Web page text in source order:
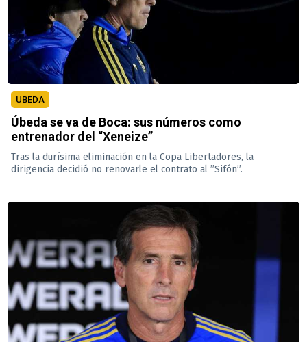
UBEDA
Úbeda se va de Boca: sus números como
entrenador del “Xeneize”
Tras la durísima eliminación en la Copa Libertadores, la
dirigencia decidió no renovarle el contrato al ”Sifón”.